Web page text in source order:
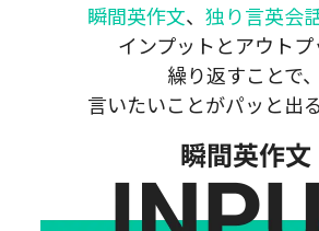
瞬間英作文、 独り言英会
インプットとアウトプ
繰り返すことで、
言いたいことがパッと出